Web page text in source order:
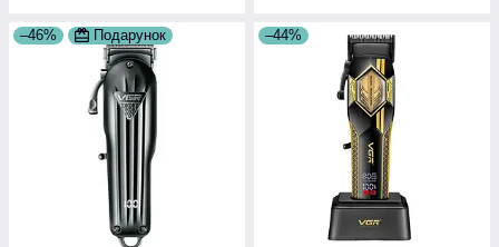
–46% Подарунок –44%